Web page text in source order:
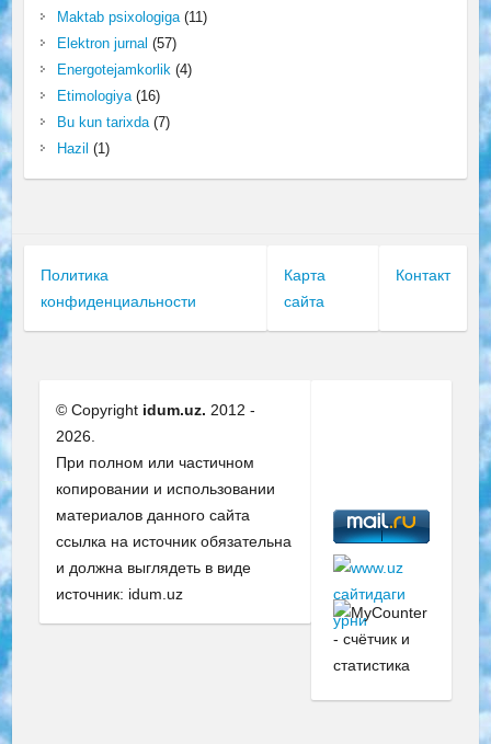
Maktab psixologiga(11)
Elektron jurnal (57)
Energotejamkorlik (4)
Etimologiya(16)
Bu kun tarixda(7)
Hazil (1)
Политика
конфиденциальности
Карта
сайта
Контакт
© Copyright idum.uz. 2012 -
2026.
При полном или частичном
копировании и использовании
материалов данного сайта
ссылка на источник обязательна
и должна выглядеть в виде
источник: idum.uz